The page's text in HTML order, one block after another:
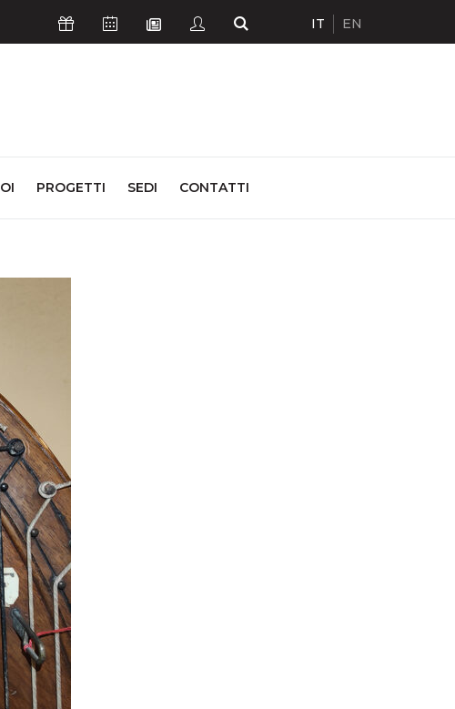
Icona SostieniciIcona Calendario Eventi
Icona Newsletter
Icona StudentiIcona Cerca
IT EN
PROGETTI SEDI CONTATTI